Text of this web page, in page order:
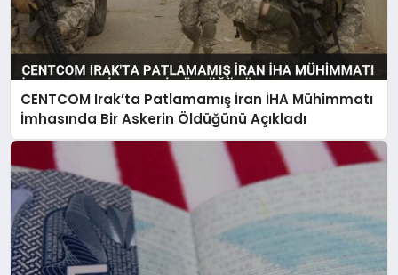
CENTCOM Irak’ta Patlamamış İran İHA Mühimmatı
İmhasında Bir Askerin Öldüğünü Açıkladı